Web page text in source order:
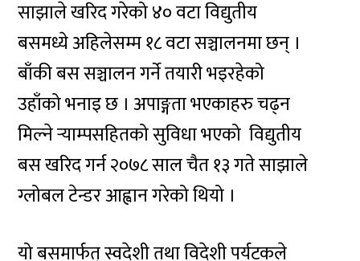
साझाले खरिद गरेको ४० वटा विद्युतीय
बसमध्ये अहिलेसम्म १८ वटा सञ्चालनमा छन् ।
बाँकी बस सञ्चालन गर्ने तयारी भइरहेको
उहाँको भनाइ छ । अपाङ्गता भएकाहरु चढ्न
मिल्ने र्‍याम्पसहितको सुविधा भएको विद्युतीय
बस खरिद गर्न २०७८ साल चैत १३ गते साझाले
ग्लोबल टेन्डर आह्वान गरेको थियो ।
यो बसमार्फत् स्वदेशी तथा विदेशी पर्यटकले